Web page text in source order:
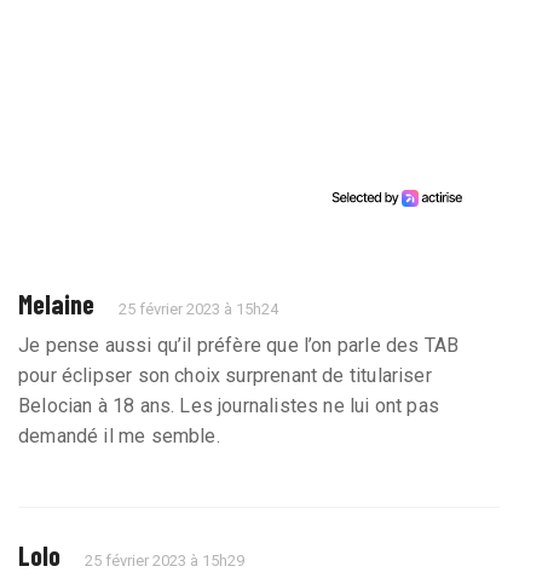
Melaine 25 février 2023 à 15h24
Je pense aussi qu’il préfère que l’on parle des TAB
pour éclipser son choix surprenant de titulariser
Belocian à 18 ans. Les journalistes ne lui ont pas
demandé il me semble.
Lolo 25 février 2023 à 15h29